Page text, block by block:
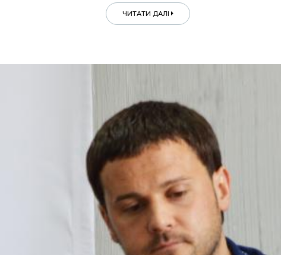
ЧИТАТИ ДАЛІ